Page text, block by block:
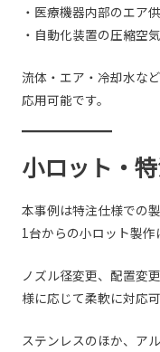
・医療機器内部のエア
・自動化装置の圧縮空
流体・エア・冷却水な
応用可能です。
小ロット・
本事例は特注仕様での製
1台からの小ロット製作
ノズル径変更、配置変
様に応じて柔軟に対応可
ステンレスのほか、ア